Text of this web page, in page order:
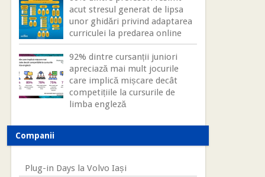
acut stresul generat de lipsa
unor ghidări privind adaptarea
curriculei la predarea online
92% dintre cursanții juniori
apreciază mai mult jocurile
care implică mișcare decât
competițiile la cursurile de
limba engleză
Companii
Plug-in Days la Volvo Iași